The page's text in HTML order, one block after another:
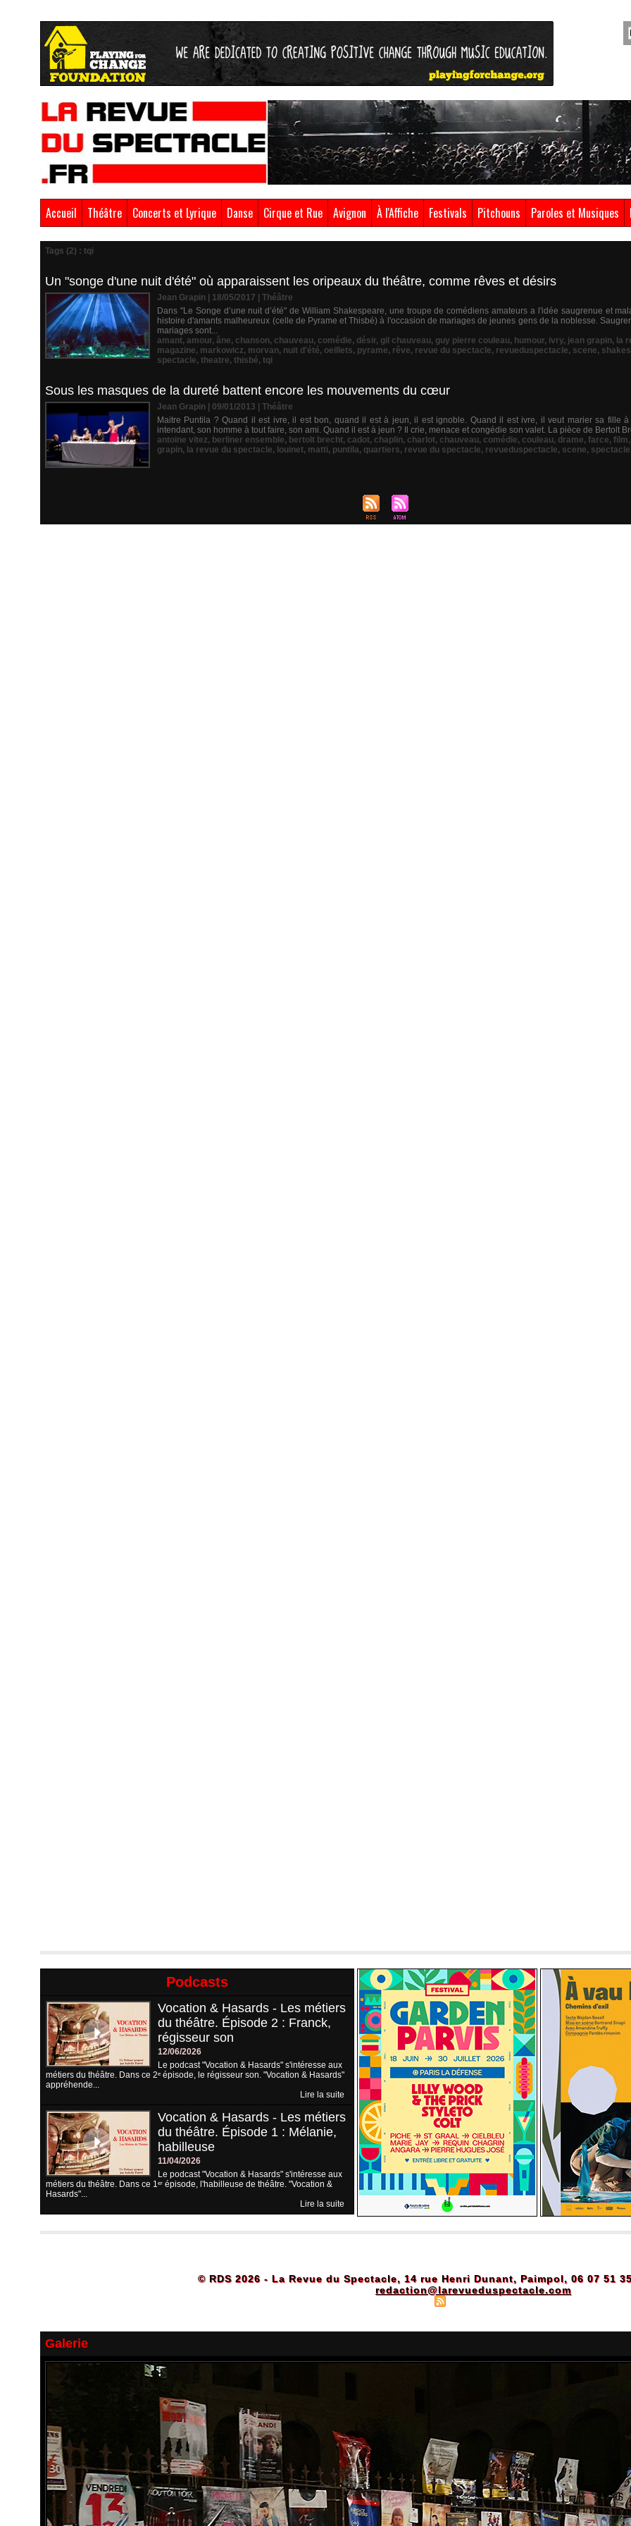
Accueil Théâtre Concerts et Lyrique Danse Cirque et Rue Avignon À l'Affiche Festivals Pitchouns Paroles et Musiques
Tags (2) : tqi
Un "songe d'une nuit d'été" où apparaissent les oripeaux du théâtre, comme rêves et désirs
Jean Grapin | 18/05/2017
Théâtre
Dans "Le Songe d’une nuit d’été" de William Shakespeare, une troupe de comédiens amateurs a l'idée saugrenue et
histoire d'amants malheureux (celle de Pyrame et Thisbé) à l'occasion de mariages de jeunes gens de la noblesse.
mariages sont...
amant, amour, âne, chanson, chauveau, comédie, désir, gil chauveau, guy pierre couleau, humour, ivry, jean grapin, la
magazine, markowicz, morvan, nuit d'été, oeillets, pyrame, rêve, revue du spectacle, revueduspectacle, scene,
spectacle, theatre, thisbé, tqi
Sous les masques de la dureté battent encore les mouvements du cœur
Jean Grapin | 09/01/2013
Théâtre
Maitre Puntila ? Quand il est ivre, il est bon, quand il est à jeun, il est ignoble. Quand il est ivre, il veut marier sa fille à
intendant, son homme à tout faire, son ami. Quand il est à jeun ? Il crie, menace et congédie son valet. La pièce de Bertolt
antoine vitez, berliner ensemble, bertolt brecht, cadot, chaplin, charlot, chauveau, comédie, couleau, drame, farce, film,
grapin, la revue du spectacle, louinet, matti, puntila, quartiers, revue du spectacle, revueduspectacle, scene, spectacle
Podcasts
Vocation & Hasards - Les métiers
du théâtre. Épisode 2 : Franck,
régisseur son
12/06/2026
Le podcast "Vocation & Hasards" s'intéresse aux
métiers du théâtre. Dans ce 2ᵉ épisode, le régisseur son. "Vocation & Hasards"
appréhende...
Lire la suite
Vocation & Hasards - Les métiers
du théâtre. Épisode 1 : Mélanie,
habilleuse
11/04/2026
Le podcast "Vocation & Hasards" s'intéresse aux
métiers du théâtre. Dans ce 1ᵉʳ épisode, l'habilleuse de théâtre. "Vocation &
Hasards"...
Lire la suite
© RDS 2026 - La Revue du Spectacle, 14 rue Henri Dunant, Paimpol, 06 07 51
redaction@larevueduspectacle.com
Galerie